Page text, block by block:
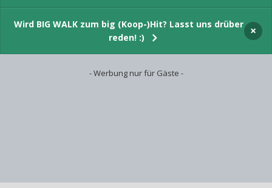
Wird BIG WALK zum big (Koop-)Hit? Lasst uns drüber
reden! :)
×
- Werbung nur für Gäste -